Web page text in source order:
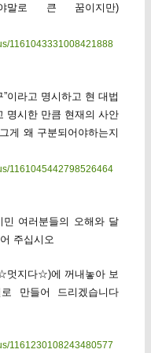
말로 큰 꿈이지만)
1161043331008421888
이라고 명시하고 현 대법
명시한 만큼 현재의 사안
게 왜 구분되어야하는지
1161045442798526464
여러분들의 오해와 달
주십시오
멋지다☆)에 꺼내놓아 보
만들어 드리겠습니다
1161230108243480577